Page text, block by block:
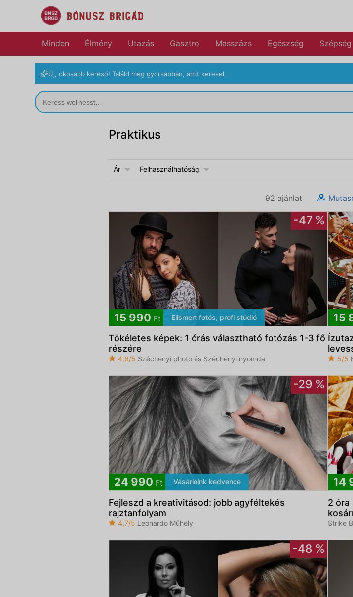
Minden Élmény Utazás Gasztro Masszázs Egészség Szépség
Új, okosabb kereső! Találd meg gyorsabban, amit keresel.
Praktikus
Ár Felhasználhatóság
92 ajánlat
-47 %
15 990 Ft Elismert fotós, profi stúdió
Tökéletes képek: 1 órás választható fotózás 1-3 fő
részére
4,6/5 Széchenyi photo és Széchenyi nyomda
15
5/5
-29 %
24 990 Ft Vásárlóink kedvence
Fejleszd a kreativitásod: jobb agyféltekés
rajztanfolyam
4,7/5 Leonardo Műhely
14
2 óra
Strike
-48 %